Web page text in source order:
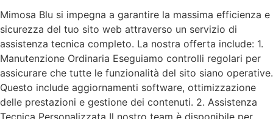
Mimosa Blu si impegna a garantire la massima efficienza e
sicurezza del tuo sito web attraverso un servizio di
assistenza tecnica completo. La nostra offerta include: 1.
Manutenzione Ordinaria Eseguiamo controlli regolari per
assicurare che tutte le funzionalità del sito siano operative.
Questo include aggiornamenti software, ottimizzazione
delle prestazioni e gestione dei contenuti. 2. Assistenza